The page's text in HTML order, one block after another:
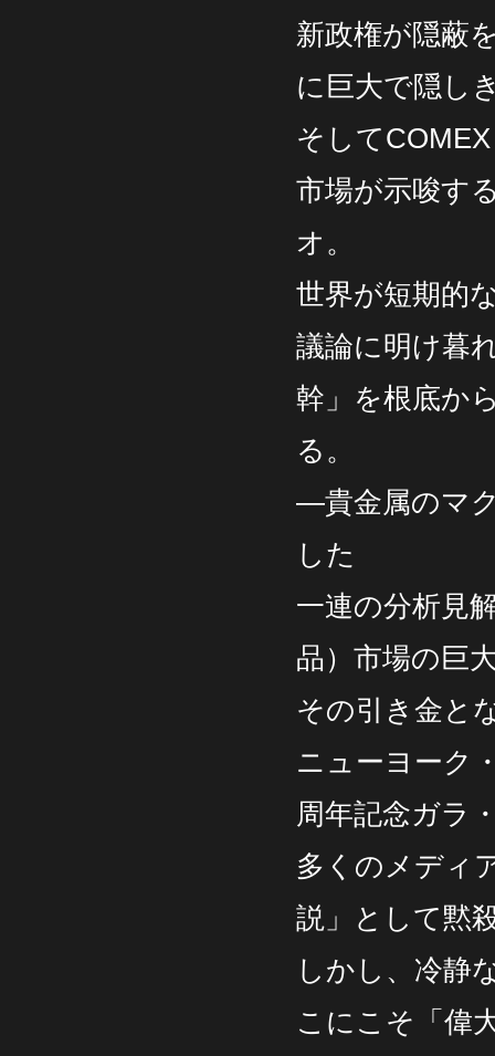
新政権が隠蔽
に巨大で隠し
そして
市場が示唆す
オ。
世界が短期的
議論に明け暮
幹」を根底か
る。
―貴金属のマ
した
一連の分析見
品）市場の巨
その引き金と
ニューヨーク
周年記念ガラ
多くのメディ
説」として黙
しかし、冷静
こにこそ「偉